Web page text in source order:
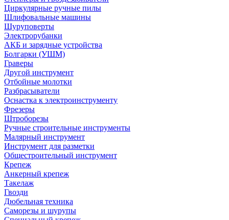
Циркулярные ручные пилы
Шлифовальные машины
Шуруповерты
Электрорубанки
АКБ и зарядные устройства
Болгарки (УШМ)
Граверы
Другой инструмент
Отбойные молотки
Разбрасыватели
Оснастка к электроинструменту
Фрезеры
Штроборезы
Ручные строительные инструменты
Малярный инструмент
Инструмент для разметки
Общестроительный инструмент
Крепеж
Анкерный крепеж
Такелаж
Гвозди
Дюбельная техника
Саморезы и шурупы